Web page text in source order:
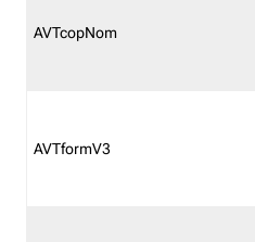
AVTcopNom
AVTformV3